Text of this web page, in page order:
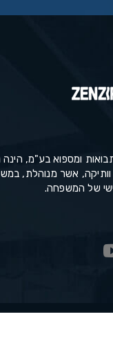
ומספוא בע"מ,
אשר מנוהלת,
של המשפחה.